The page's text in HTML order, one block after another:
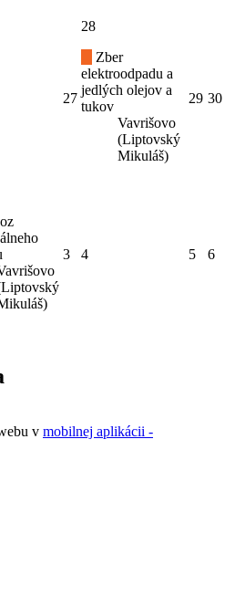
27
28
Zber
elektroodpadu a
jedlých olejov a
tukov
Vavrišovo
(Liptovský
Mikuláš)
29 30
3 4 5 6
v mobilnej aplikácii -